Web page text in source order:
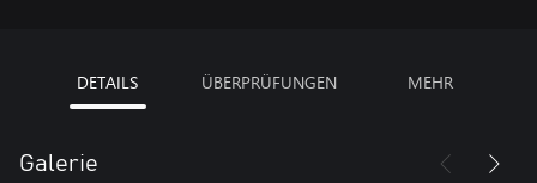
DETAILS ÜBERPRÜFUNGEN MEHR
Galerie